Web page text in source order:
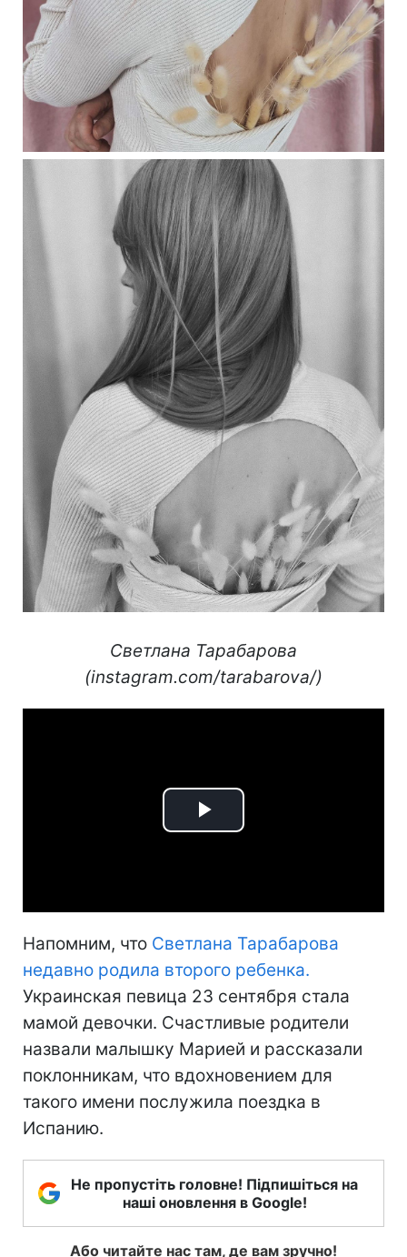
Светлана Тарабарова
(instagram.com/tarabarova/)
Play
Напомним, что Светлана Тарабарова
недавно родила второго ребенка.
Украинская певица 23 сентября стала
мамой девочки. Счастливые родители
назвали малышку Марией и рассказали
поклонникам, что вдохновением для
такого имени послужила поездка в
Испанию.
Не пропустіть головне! Підпишіться на
наші оновлення в Google!
Або читайте нас там, де вам зручно!